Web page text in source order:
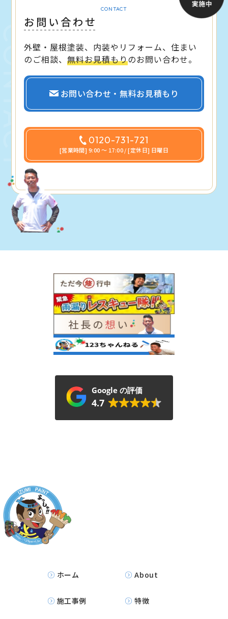
CONTACT
お問い合わせ
外壁・屋根塗装、内装やリフォーム、住まい
のご相談、無料お見積もりのお問い合わせ。
お問い合わせ・無料お見積もり
0120-731-721
[営業時間] 9:00 〜 17:00 / [定休日] 日曜日
Google の評価
4.7
ホーム About
施工事例 特徴